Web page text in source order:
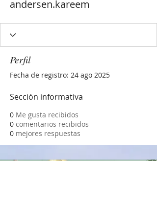
andersen.kareem
Perfil
Fecha de registro: 24 ago 2025
Sección informativa
0 Me gusta recibidos
0 comentarios recibidos
0 mejores respuestas